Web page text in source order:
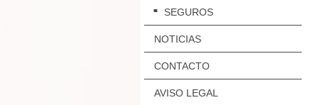
SEGUROS
NOTICIAS
CONTACTO
AVISO LEGAL